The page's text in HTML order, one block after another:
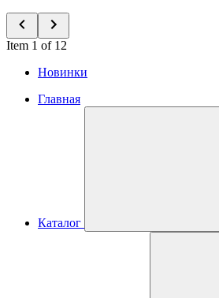
Item 1 of 12
Новинки
Главная
Каталог